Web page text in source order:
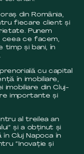
din România,
fiecare client și
Punem
ceea ce facem,
și bani, în
cu capital
în imobiliare,
imobiliare din Cluj-
importante și
al treilea an
și a obținut și
în Cluj Napoca în
”Inovație și